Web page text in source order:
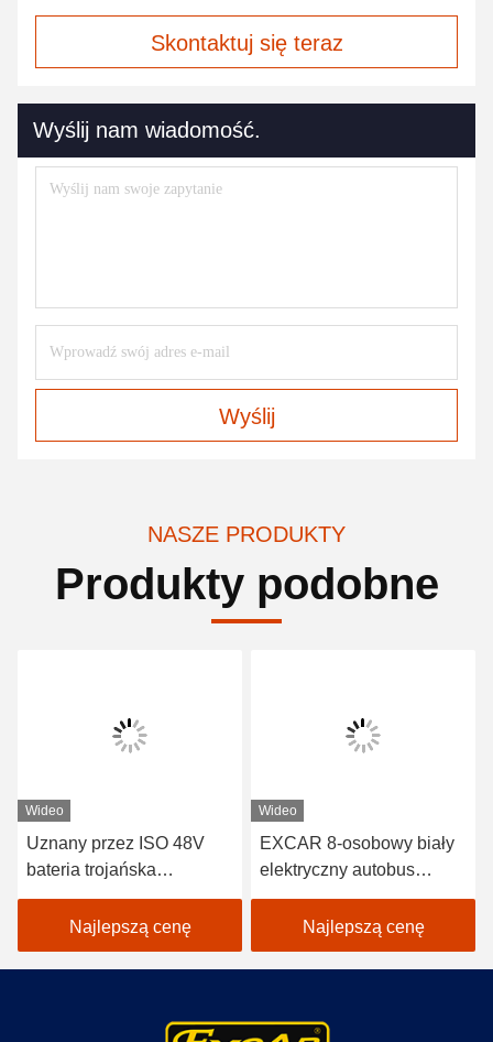
Skontaktuj się teraz
Wyślij nam wiadomość.
Wyślij
NASZE PRODUKTY
Produkty podobne
Wideo
Uznany przez ISO 48V
bateria trojańska
Elektryczny samochód
pasażerski z sterownikiem
Curtis dla
energooszczędnej pracy
turystycznych na świeżym
Najlepszą cenę
Wideo
EXCAR 8-osobowy biały
elektryczny autobus
turystyczny z ładowarką
17AH, nadający się do
obszarów miejskich i
kurortów
Najlepszą cenę